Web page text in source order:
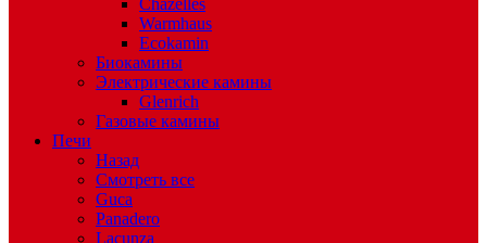
Warmhaus
Ecokamin
Биокамины
Электрические камины
Glenrich
Газовые камины
Печи
Назад
Смотреть все
Guca
Panadero
Lacunza